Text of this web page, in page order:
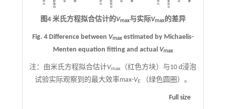
图4 米氏方程拟合估计的Vmax与实际Vmax的差异
Fig. 4 Difference between Vmaxestimated by Michaelis-
Menten equation fitting and actual Vmax
注： 由米氏方程拟合估计Vmax
（红色方块）与10 d浸泡
试验实际观察到的最大效率max-VE（绿色圆圈）。
Full size